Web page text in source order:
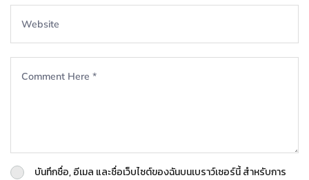
บันทึกชื่อ, อีเมล และชื่อเว็บไซต์ของฉันบนเบราว์เซอร์นี้ สำหรับการ